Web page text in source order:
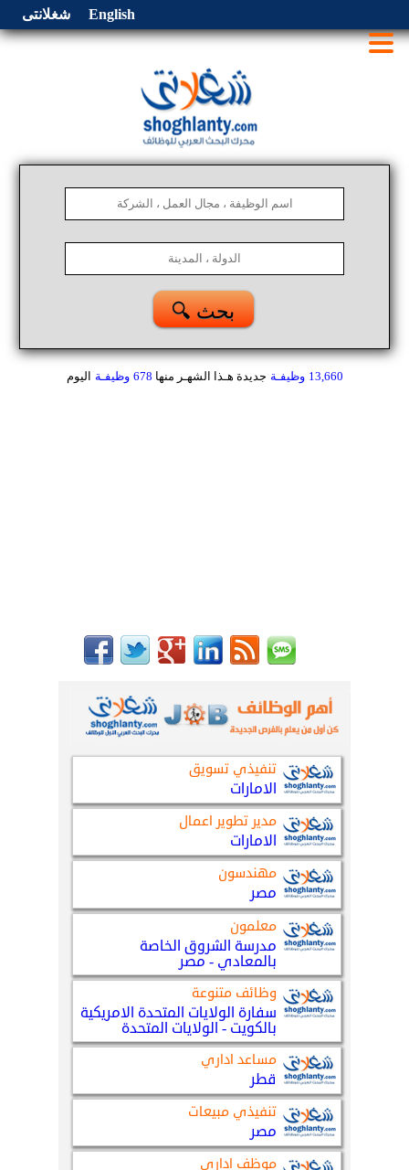
شغلانتى English
🔍 بحث
13,660 وظيفـة جديدة هـذا الشهـر منها 678 وظيفـة اليوم